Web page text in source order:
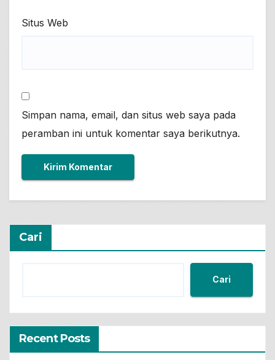
Situs Web
Simpan nama, email, dan situs web saya pada
peramban ini untuk komentar saya berikutnya.
Cari
Cari
Recent Posts